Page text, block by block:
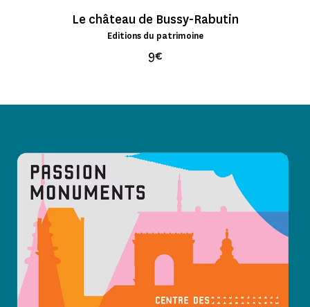
Le château de Bussy-Rabutin
Editions du patrimoine
9€